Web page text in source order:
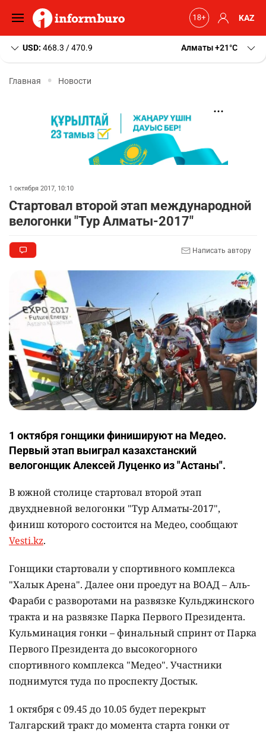
KAZ
USD: 468.3 / 470.9 Алматы+21 C
Главная Новости
1 октября 2017, 10:10
Стартовал второй этап международной
велогонки "Тур Алматы-2017"
Написать автору
1 октября гонщики финишируют на Медео.
Первый этап выиграл казахстанский
велогонщик Алексей Луценко из "Астаны".
В южной столице стартовал второй этап
двухдневной велогонки "Тур Алматы-2017",
финиш которого состоится на Медео, сообщают
Vesti.kz.
Гонщики стартовали у спортивного комплекса
"Халык Арена". Далее они проедут на ВОАД – Аль-
Фараби с разворотами на развязке Кульджинского
тракта и на развязке Парка Первого Президента.
Кульминация гонки – финальный спринт от Парка
Первого Президента до высокогорного
спортивного комплекса "Медео". Участники
поднимутся туда по проспекту Достык.
1 октября с 09.45 до 10.05 будет перекрыт
Талгарский тракт до момента старта гонки от